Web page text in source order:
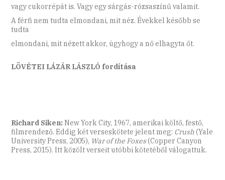
vagy cukorrépát is. Vagy egy sárgás-rózsaszínű valamit.
A férfi nem tudta elmondani, mit néz. Évekkel később se
tudta
elmondani, mit nézett akkor, úgyhogy a nő elhagyta őt.
LÖVÉTEI LÁZÁR LÁSZLÓ fordítása
Richard Siken:New York City, 1967, amerikai költő, festő,
filmrendező. Eddig két verseskötete jelent meg: Crush(Yale
University Press, 2005), War of the Foxes(Copper Canyon
Press, 2015). Itt közölt verseit utóbbi kötetéből válogattuk.